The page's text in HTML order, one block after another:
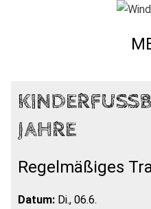
AHRE
Regelmäßiges
Datum: Di., 06.6.